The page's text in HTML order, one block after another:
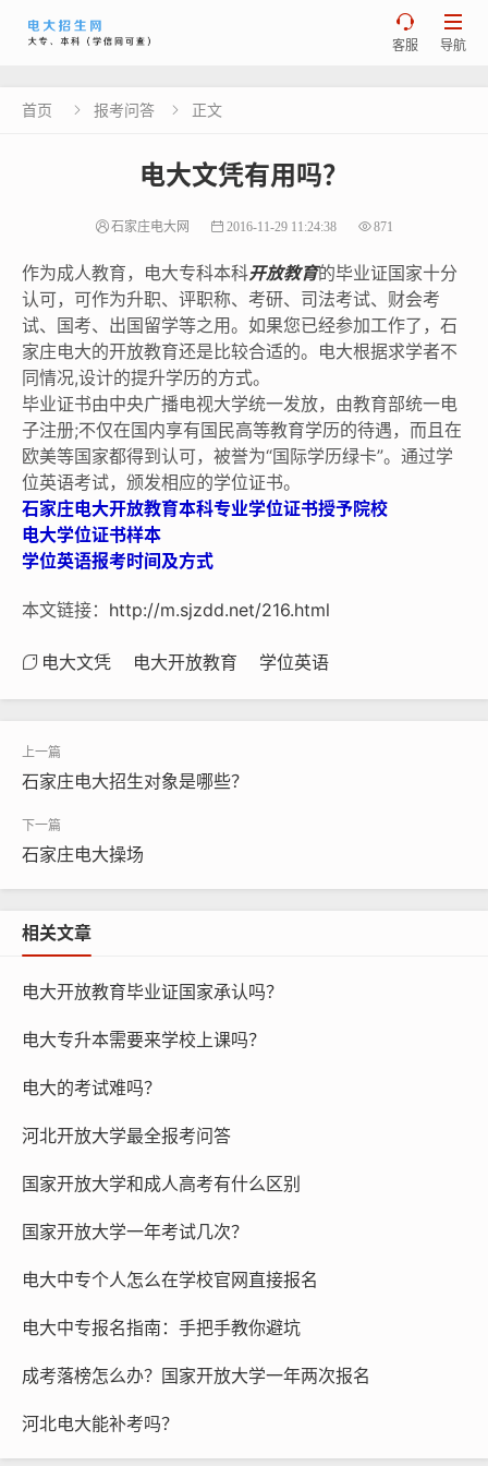

导航

客服
首页  报考问答  正文
电大文凭有用吗？
石家庄电大网 2016-11-29 11:24:38 871
作为成人教育，电大专科本科开放教育的毕业证国家十分
认可，可作为升职、评职称、考研、司法考试、财会考
试、国考、出国留学等之用。如果您已经参加工作了，石
家庄电大的开放教育还是比较合适的。电大根据求学者不
同情况,设计的提升学历的方式。
毕业证书由中央广播电视大学统一发放，由教育部统一电
子注册;不仅在国内享有国民高等教育学历的待遇，而且在
欧美等国家都得到认可，被誉为“国际学历绿卡”。通过学
位英语考试，颁发相应的学位证书。
石家庄电大开放教育本科专业学位证书授予院校
电大学位证书样本
学位英语报考时间及方式
本文链接： http://m.sjzdd.net/216.html
电大文凭 电大开放教育 学位英语
石家庄电大招生对象是哪些？
石家庄电大操场
相关文章
电大开放教育毕业证国家承认吗？
电大专升本需要来学校上课吗？
电大的考试难吗？
河北开放大学最全报考问答
国家开放大学和成人高考有什么区别
国家开放大学一年考试几次？
电大中专个人怎么在学校官网直接报名
电大中专报名指南：手把手教你避坑
成考落榜怎么办？国家开放大学一年两次报名
河北电大能补考吗？